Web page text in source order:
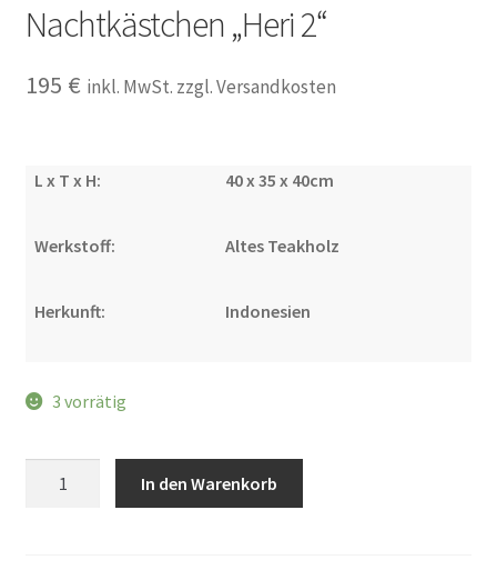
Versandarten
Versandkosten und Zahlungsbedingungen
Nachtkästchen „Heri 2“
195 € inkl. MwSt. zzgl. Versandkosten
L x T x H: 40 x 35 x 40cm
Werkstoff: Altes Teakholz
Herkunft: Indonesien
3 vorrätig
In den Warenkorb